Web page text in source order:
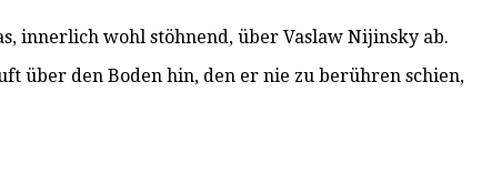
innerlich wohl stöhnend, über Vaslaw Nijinsky ab.
über den Boden hin, den er nie zu berühren schien,